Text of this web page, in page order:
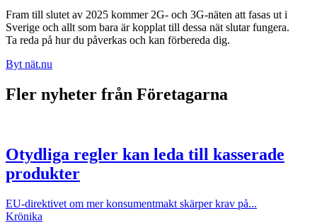
Fram till slutet av 2025 kommer 2G- och 3G-näten att fasas ut i
Sverige och allt som bara är kopplat till dessa nät slutar fungera.
Ta reda på hur du påverkas och kan förbereda dig.
Byt nät.nu
Fler nyheter från Företagarna
Otydliga regler kan leda till kasserade
produkter
EU-direktivet om mer konsumentmakt skärper krav på...
Krönika